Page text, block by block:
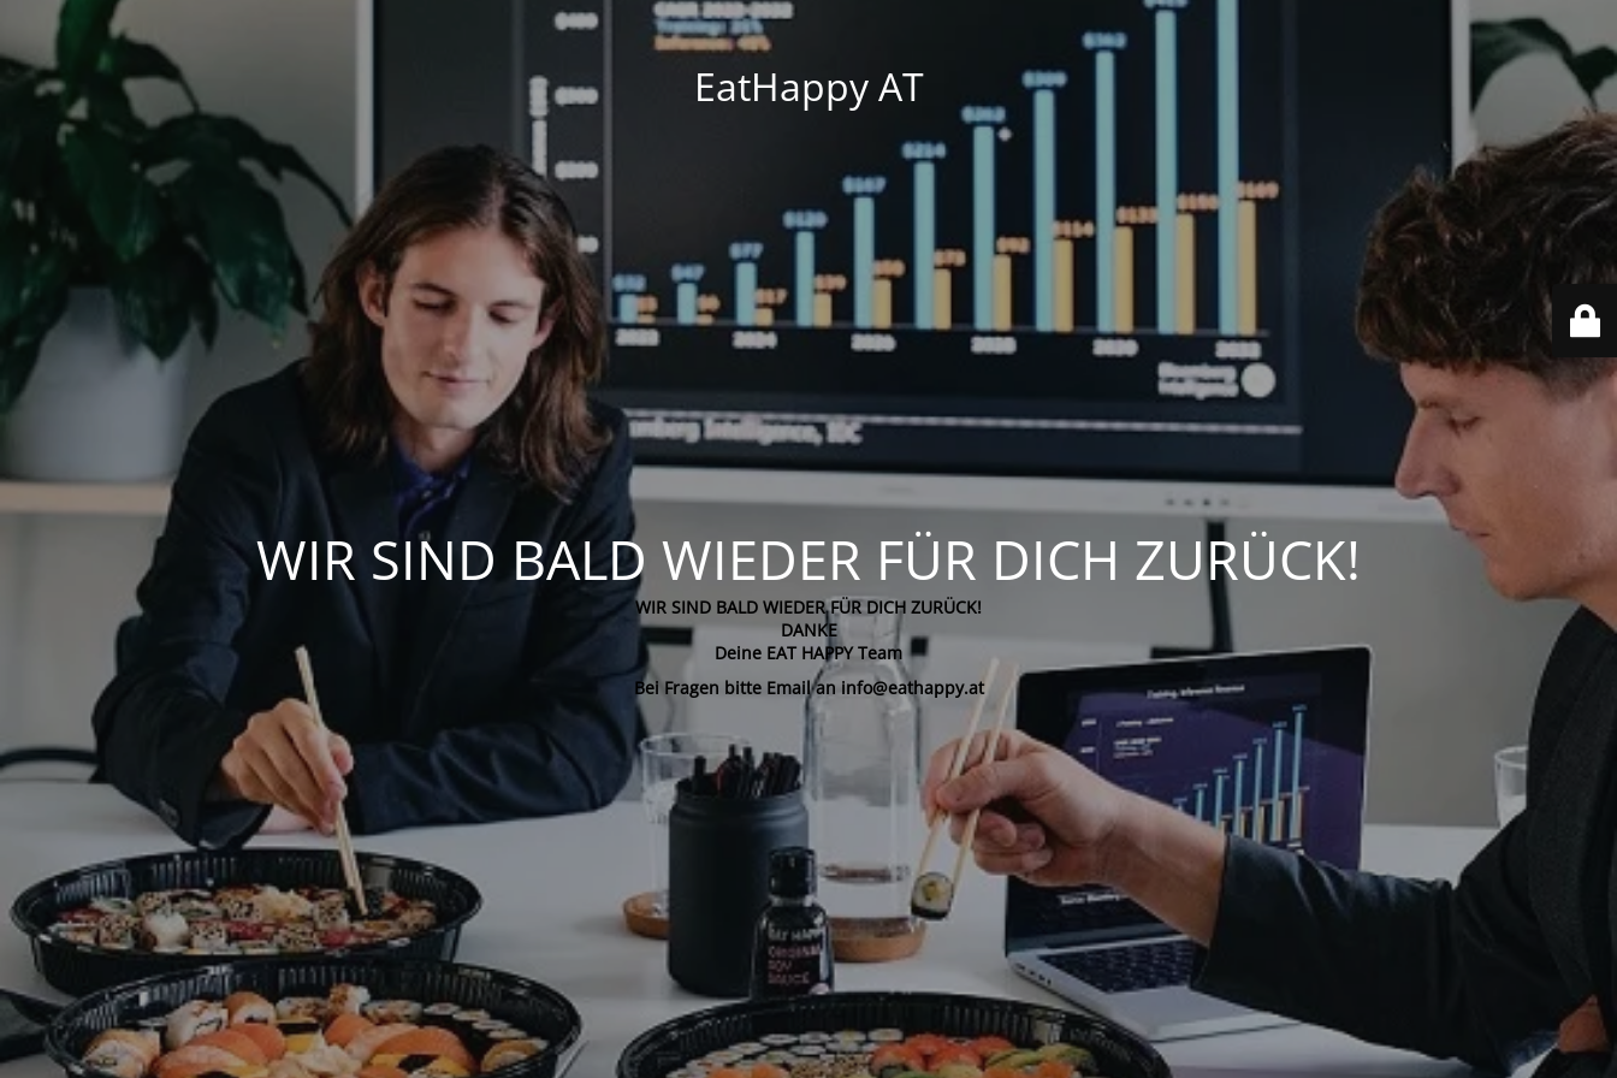
EatHappy AT
WIR SIND BALD WIEDER FÜR DICH ZURÜCK!
WIR SIND BALD WIEDER FÜR DICH ZURÜCK!
DANKE
Deine EAT HAPPY Team
Bei Fragen bitte Email an info@eathappy.at